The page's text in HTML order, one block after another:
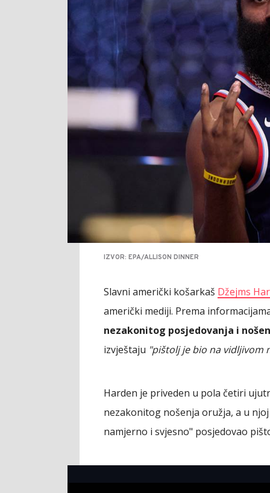
IZVOR: EPA/ALLISON DINNER
Slavni američki košarkaš Džejms
američki mediji. Prema
nezakonitog posjedovanja i
izvještaju "pištolj je bio na vidljivom
Harden je priveden u pola četiri
nezakonitog nošenja oružja, a u
namjerno i svjesno" posjedovao